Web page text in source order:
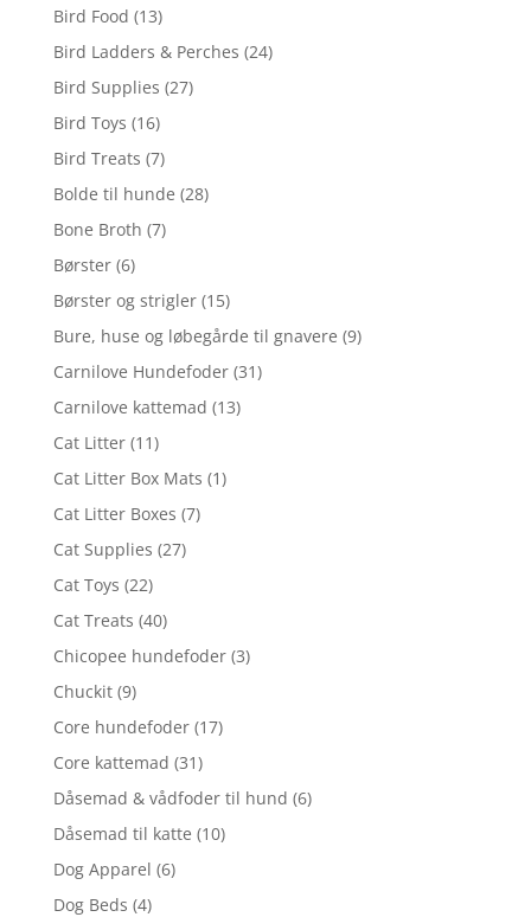
Bird Food (13)
Bird Ladders & Perches (24)
Bird Supplies (27)
Bird Toys (16)
Bird Treats (7)
Bolde til hunde (28)
Bone Broth (7)
Børster (6)
Børster og strigler (15)
Bure, huse og løbegårde til gnavere (9)
Carnilove Hundefoder (31)
Carnilove kattemad (13)
Cat Litter (11)
Cat Litter Box Mats (1)
Cat Litter Boxes (7)
Cat Supplies (27)
Cat Toys (22)
Cat Treats (40)
Chicopee hundefoder (3)
Chuckit (9)
Core hundefoder (17)
Core kattemad (31)
Dåsemad & vådfoder til hund (6)
Dåsemad til katte (10)
Dog Apparel (6)
Dog Beds (4)